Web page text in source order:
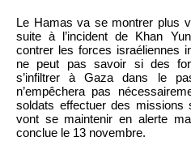
Le Hamas va se montrer plus
suite à l’incident de Khan
contrer les forces israéliennes
ne peut pas savoir si des
s’infiltrer à Gaza dans le
n’empêchera pas
soldats effectuer des
vont se maintenir en alerte
conclue le 13 novembre.